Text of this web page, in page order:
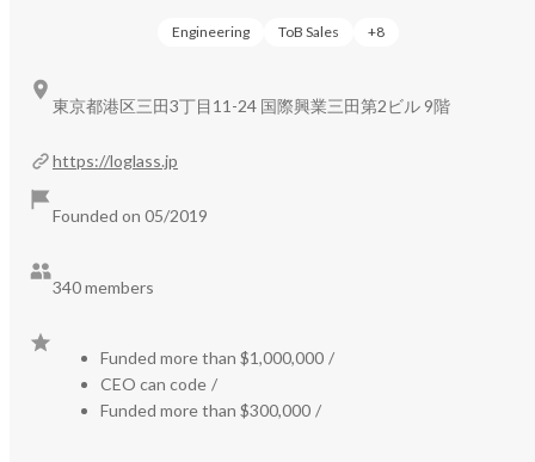
Engineering ToB Sales +8
https://loglass.jp
Founded on 05/2019
340 members
Funded more than $1,000,000 /
CEO can code /
Funded more than $300,000 /
東京都港区三田3丁目11-24 国際興業三田第2ビル 9階